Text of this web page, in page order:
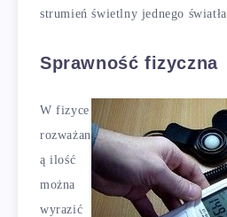
strumień świetlny jednego światła.
Sprawność fizyczna
W fizyce
rozważan
ą ilość
można
wyrazić